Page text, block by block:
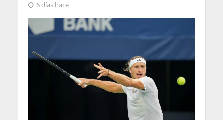
6 días hace